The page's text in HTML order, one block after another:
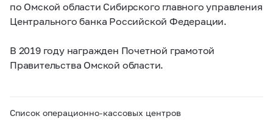
по Омской области Сибирского главного управления
Центрального банка Российской Федерации.
В 2019 году награжден Почетной грамотой
Правительства Омской области.
Список операционно-кассовых центров